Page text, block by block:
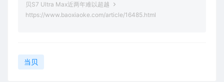
贝S7 Ultra Max近两年难以超越
https://www.baoxiaoke.com/article/16485.html
当贝